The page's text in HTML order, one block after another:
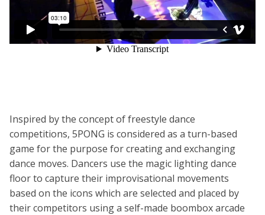
Inspired by the concept of freestyle dance
competitions, 5PONG is considered as a turn-based
game for the purpose for creating and exchanging
dance moves. Dancers use the magic lighting dance
floor to capture their improvisational movements
based on the icons which are selected and placed by
their competitors using a self-made boombox arcade